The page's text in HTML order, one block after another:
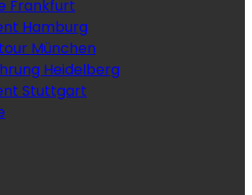
Frankfurt
Hamburg
München
Heidelberg
Stuttgart